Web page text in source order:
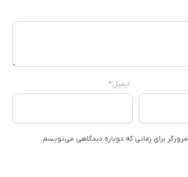
ایمیل*
برای زمانی که دوباره دیدگاهی می‌نویسم.